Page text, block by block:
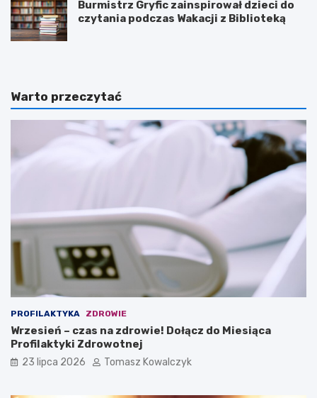
Burmistrz Gryfic zainspirował dzieci do
czytania podczas Wakacji z Biblioteką
Warto przeczytać
PROFILAKTYKA ZDROWIE
Wrzesień – czas na zdrowie! Dołącz do Miesiąca
Profilaktyki Zdrowotnej
23 lipca 2026 Tomasz Kowalczyk